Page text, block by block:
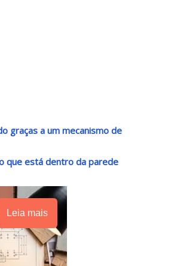
graças a um mecanismo de
que está dentro da parede
Leia mais